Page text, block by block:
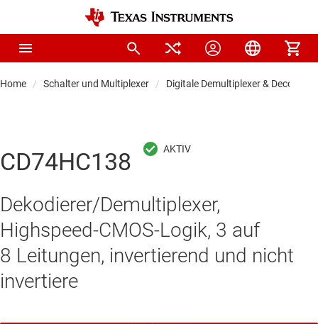
Home Schalter und Multiplexer Digitale Demultiplexer & Decoder
CD74HC138
Dekodierer/Demultiplexer,
Highspeed-CMOS-Logik, 3 auf
8 Leitungen, invertierend und nicht
invertiere